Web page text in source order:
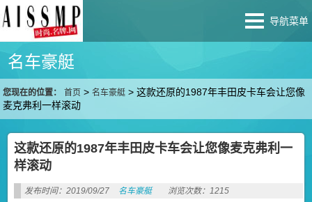
导航菜单
名车豪艇
您现在的位置： 首页 >名车豪艇 >这款还原的1987年丰田皮卡车会让您像
麦克弗利一样滚动
这款还原的1987年丰田皮卡车会让您像麦克弗利一
样滚动
发布时间：2019/09/27 名车豪艇 浏览次数：1215